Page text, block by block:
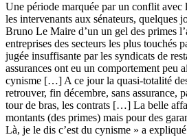
Une période marquée par un conflit avec
les intervenants aux sénateurs, quelques
Bruno Le Maire d’un un gel des primes
entreprises des secteurs les plus touchés
jugée insuffisante par les syndicats de
assurances ont eu un comportement peu
cynisme […] A ce jour la quasi-totalité
retrouver, fin décembre, sans assurance,
tour de bras, les contrats […] La belle
montants (des primes) mais pour des
Là, je le dis c’est du cynisme » a